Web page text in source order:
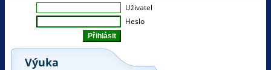
Uživatel
Heslo
Výuka